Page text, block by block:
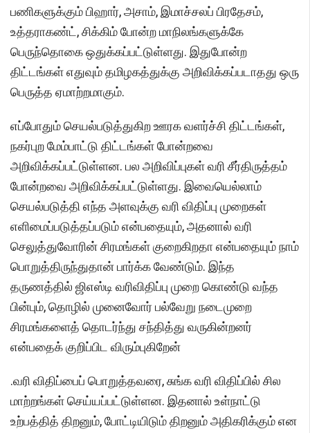
பணிகளுக்கும் பிஹார், அசாம், இமாச்சலப் பிரதேசம்,
உத்தராகண்ட், சிக்கிம் போன்ற மாநிலங்களுக்கே
பெருந்தொகை ஒதுக்கப்பட்டுள்ளது. இதுபோன்ற
திட்டங்கள் எதுவும் தமிழகத்துக்கு அறிவிக்கப்படாதது ஒரு
பெருத்த ஏமாற்றமாகும்.
எப்போதும் செயல்படுத்துகிற ஊரக வளர்ச்சி திட்டங்கள்,
நகர்புற மேம்பாட்டு திட்டங்கள் போன்றவை
அறிவிக்கப்பட்டுள்ளன. பல அறிவிப்புகள் வரி சீர்திருத்தம்
போன்றவை அறிவிக்கப்பட்டுள்ளது. இவையெல்லாம்
செயல்படுத்தி எந்த அளவுக்கு வரி விதிப்பு முறைகள்
எளிமைப்படுத்தப்படும் என்பதையும், அதனால் வரி
செலுத்துவோரின் சிரமங்கள் குறைகிறதா என்பதையும் நாம்
பொறுத்திருந்துதான் பார்க்க வேண்டும். இந்த
தருணத்தில் ஜிஎஸ்டி வரிவிதிப்பு முறை கொண்டு வந்த
பின்பும், தொழில் முனைவோர் பல்வேறு நடைமுறை
சிரமங்களைத் தொடர்ந்து சந்தித்து வருகின்றனர்
என்பதைக் குறிப்பிட விரும்புகிறேன்
.வரி விதிப்பைப் பொறுத்தவரை, சுங்க வரி விதிப்பில் சில
மாற்றங்கள் செய்யப்பட்டுள்ளன. இதனால் உள்நாட்டு
உற்பத்தித் திறனும், போட்டியிடும் திறனும் அதிகரிக்கும் என